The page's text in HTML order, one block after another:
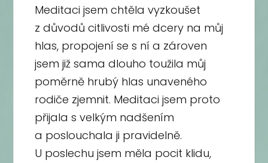
Meditaci jsem chtěla vyzkoušet
z důvodů citlivosti mé dcery na můj
hlas, propojení se s ní a zároven
jsem již sama dlouho toužila můj
poměrně hrubý hlas unaveného
rodiče zjemnit. Meditaci jsem proto
přijala s velkým nadšením
a poslouchala ji pravidelně.
U poslechu jsem měla pocit klidu,